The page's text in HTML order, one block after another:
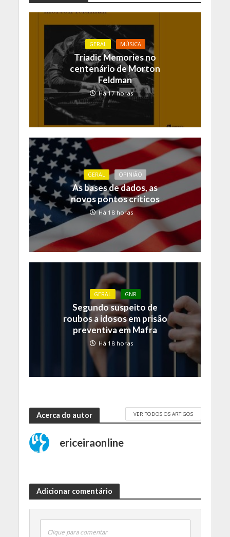
GERAL MÚSICA
Triadic Memories no
centenário de Morton
Feldman
Há 17 horas
GERAL OPINIÃO
As bases de dados, as
novos pontos críticos
Há 18 horas
GERAL GNR
Segundo suspeito de
roubos a idosos em prisão
preventiva em Mafra
Há 18 horas
Acerca do autor VER TODOS OS ARTIGOS
ericeiraonline
Adicionar comentário
Clique para comentar